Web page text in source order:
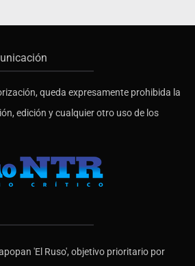
queda expresamente prohibida la
edición y cualquier otro uso de los
'El Ruso', objetivo prioritario por